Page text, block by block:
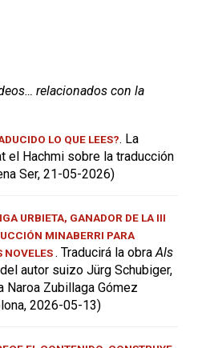
relacionados con la
LO QUE LEES?. La
el Hachmi sobre la traducción
Ser, 21-05-2026)
URBIETA, GANADOR DE LA III
MINABERRI PARA
NOVELES. Traducirá la obraAls
autor suizo Jürg Schubiger,
Naroa Zubillaga Gómez
2026-05-13)